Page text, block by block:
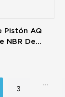
Pistón AQ
NBR De
3
...